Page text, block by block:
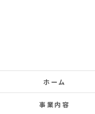
ホーム
事業内容